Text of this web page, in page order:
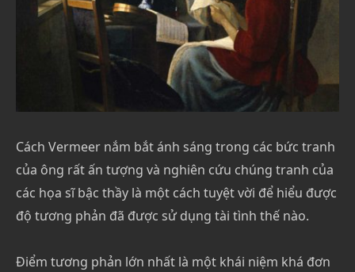
Cách Vermeer nắm bắt ánh sáng trong các bức tranh
của ông rất ấn tượng và nghiên cứu chúng tranh của
các họa sĩ bậc thầy là một cách tuyệt vời để hiểu được
độ tương phản đã được sử dụng tài tình thế nào.
Điểm tương phản lớn nhất là một khái niệm khá đơn